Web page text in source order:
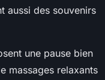
aussi des souvenirs
une pause bien
massages relaxants